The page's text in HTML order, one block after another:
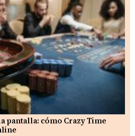
pantalla: cómo Crazy Time